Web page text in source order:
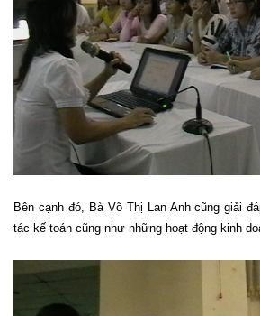
Bên cạnh đó, Bà Võ Thị Lan Anh cũng giải
tác kế toán cũng như những hoạt động kinh